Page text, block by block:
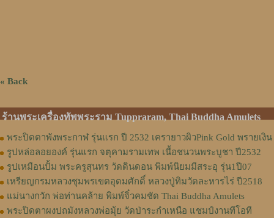
« Back
ร้านพระเครื่องทัพพระราม Tuppraram, Thai Buddha Amulets
พระปิดตาพังพระกาฬ รุ่นแรก ปี 2532 เครายาวผิวPink Gold พรายเงิน
รูปหล่อลอยองค์ รุ่นแรก จตุคามรามเทพ เนื้อชนวนพระบูชา ปี2532
รูปเหมือนปั้ม พระครูสุนทร วัดดินดอน พิมพ์นิยมมีสระอุ รุ่น1ปี07
เหรียญกรมหลวงชุมพรเขตอุดมศักดิ์ หลวงปู่ทิมวัดละหารไร่ ปี2518
แม่นางกวัก พ่อท่านคล้าย พิมพ์จิ๋วคมชัด Thai Buddha Amulets
พระปิดตาผงปถมังหลวงพ่อมุ้ย วัดป่าระกำเหนือ แชมป์งานทีโอที